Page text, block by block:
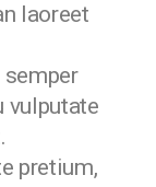
laoreet
vulputate
pretium,